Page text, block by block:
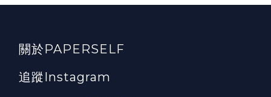
關於PAPERSELF
追蹤Instagram